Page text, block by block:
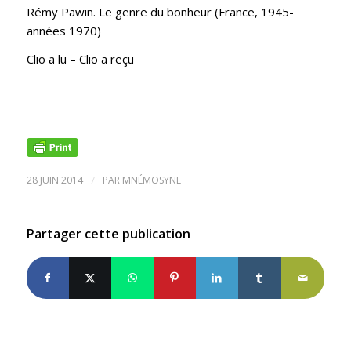
Rémy Pawin. Le genre du bonheur (France, 1945-
années 1970)
Clio a lu – Clio a reçu
28 JUIN 2014 / PAR MNÉMOSYNE
Partager cette publication